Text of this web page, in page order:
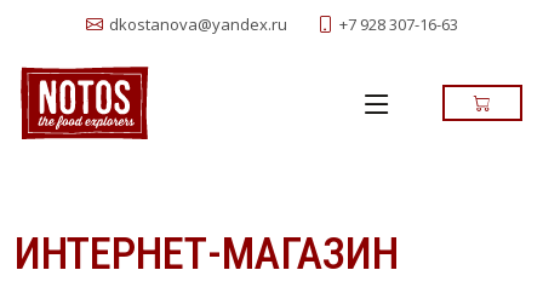
dkostanova@yandex.ru +7 928 307-16-63
ИНТЕРНЕТ-МАГАЗИН